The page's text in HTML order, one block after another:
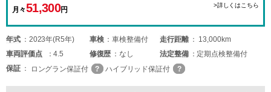
月々51,300円
>詳しくはこちら
年式 2023年(R5年) 車検 車検整備付 走行距離
13,000km
車両評価点 4.5 修復歴 なし 法定整備
定期点検整備付
保証
ロングラン保証付 ハイブリッド保証付